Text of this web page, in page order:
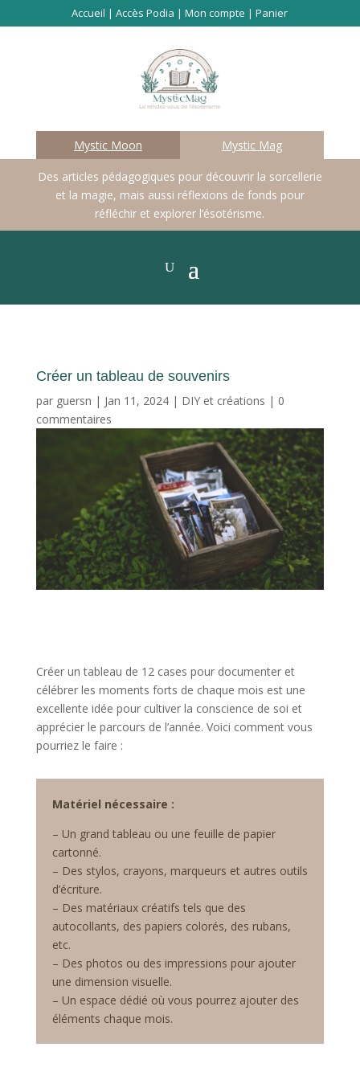
Accueil |Accès Podia |Mon compte |Panier
Mystic Moon Mystic Mag
Des articles pédagogiques pour découvrir la sorcellerie
et la magie, mais aussi réflexions de fonds pour
réfléchir et explorer l’ésotérisme.
Créer un tableau de souvenirs
par guersn | Jan 11, 2024| DIY et créations | 0
commentaires
Créer un tableau de 12 cases pour documenter et
célébrer les moments forts de chaque mois est une
excellente idée pour cultiver la conscience de soi et
apprécier le parcours de l’année. Voici comment vous
pourriez le faire :
Matériel nécessaire :
– Un grand tableau ou une feuille de papier
cartonné.
– Des stylos, crayons, marqueurs et autres outils
d’écriture.
– Des matériaux créatifs tels que des
autocollants, des papiers colorés, des rubans,
etc.
– Des photos ou des impressions pour ajouter
une dimension visuelle.
– Un espace dédié où vous pourrez ajouter des
éléments chaque mois.